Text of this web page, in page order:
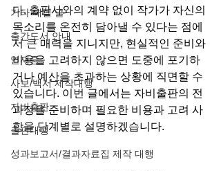
기타 대필 글
출간도서 안내
연재중
사보/백서 제작대행
자비출판
출판대행
성과보고서/결과자료집 제작 대행
다. 출판사와의 계약 없이 작가가 자신의
목소리를 온전히 담아낼 수 있다는 점에
서 큰 매력을 지니지만, 현실적인 준비와
비용을 고려하지 않으면 도중에 포기하
거나 예산을 초과하는 상황에 직면할 수
있습니다. 이번 글에서는 자비출판의 전
과정을 준비하며 필요한 비용과 고려 사
항을 단계별로 설명하겠습니다.